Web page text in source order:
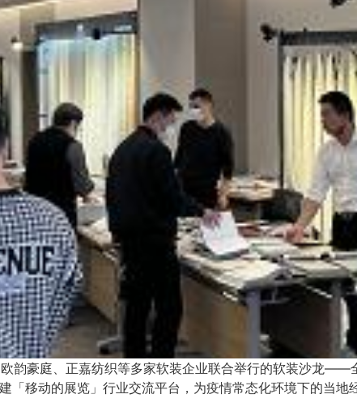
韵豪庭、正嘉纺织等多家软装企业联合举行的软装沙龙——
「移动的展览」行业交流平台，为疫情常态化环境下的当地